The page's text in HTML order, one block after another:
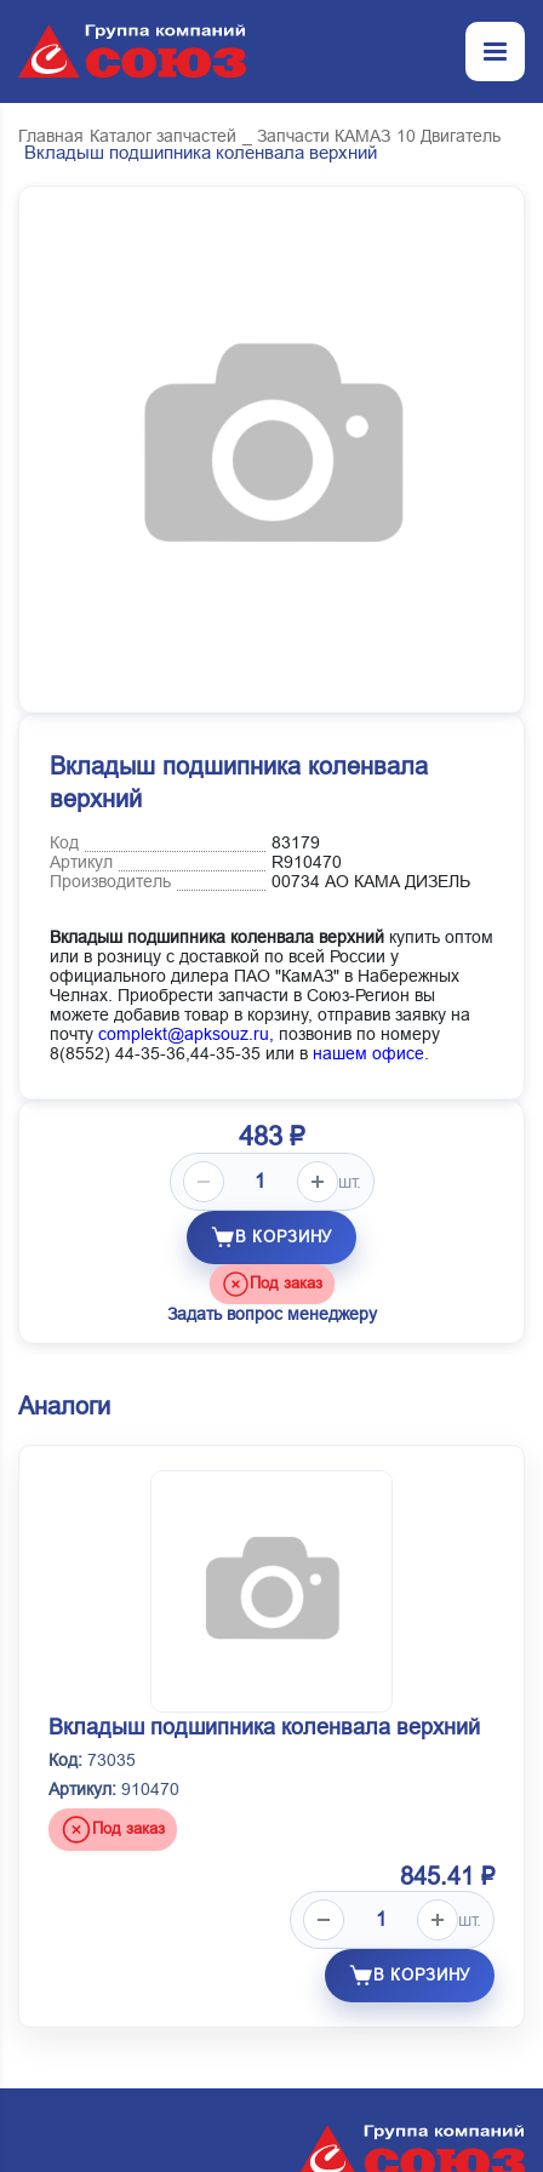
Главная Каталог запчастей _ Запчасти КАМАЗ 10 Двигатель
Вкладыш подшипника коленвала верхний
Вкладыш подшипника коленвала
верхний
Код
83179
Артикул
R910470
Производитель
00734 АО КАМА ДИЗЕЛЬ
Вкладыш подшипника коленвала верхний купить оптом
или в розницу с доставкой по всей России у
официального дилера ПАО "КамАЗ" в Набережных
Челнах. Приобрести запчасти в Союз-Регион вы
можете добавив товар в корзину, отправив заявку на
почту complekt@apksouz.ru,
позвонив по номеру
8(8552) 44-35-36,44-35-35 или в нашем офисе
483 ₽
шт.
В КОРЗИНУ
Под заказ
Задать вопрос менеджеру
Аналоги
Вкладыш подшипника коленвала верхний
Код: 73035
Артикул: 910470
Под заказ
845.41 ₽
шт.
В КОРЗИНУ